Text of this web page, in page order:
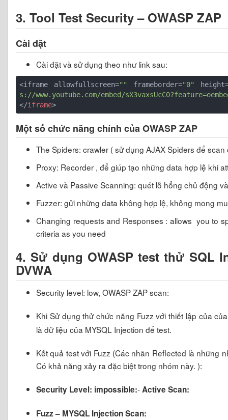
3. Tool Test Security – OWASP ZAP
Cài đặt
Cài đặt và sử dụng theo như link sau:
<iframe allowfullscreen="" frameborder="0"
s://www.youtube.com/embed/
</iframe>
Một số chức năng chính của OWASP ZAP
The Spiders: crawler ( sử dụng AJAX Spiders để
Proxy: Recorder , để giúp tạo những data hợp lệ khi
Active và Passive Scanning: quét lỗ hổng chủ động
Fuzzer: gửi những data không hợp lệ, không mong
Changing requests and Responses : allows you to
criteria as you need
4. Sử dụng OWASP test thử SQL
DVWA
Security level: low, OWASP ZAP scan:
Khi Sử dụng thử chức năng Fuzz với thiết lập của
là dữ liệu của MYSQL Injection để test.
Kết quả test với Fuzz (Các nhãn Reflected là những
Có khả năng xảy ra đặc biệt trong nhóm này. ):
Security Level: impossible:-Active Scan:
Fuzz – MYSQL Injection Scan: